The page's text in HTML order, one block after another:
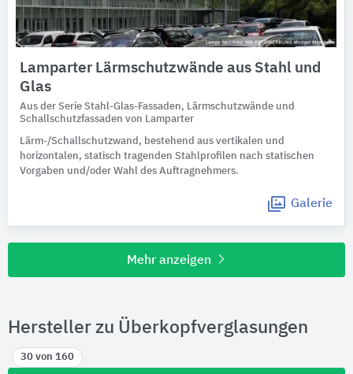
Lamparter Lärmschutzwände aus Stahl und
Glas
Aus der Serie Stahl-Glas-Fassaden, Lärmschutzwände und
Schallschutzfassaden von Lamparter
Lärm-/Schallschutzwand, bestehend aus vertikalen und
horizontalen, statisch tragenden Stahlprofilen nach statischen
Vorgaben und/oder Wahl des Auftragnehmers.
Galerie
Mehr anzeigen
Hersteller zu Überkopfverglasungen
30 von 160